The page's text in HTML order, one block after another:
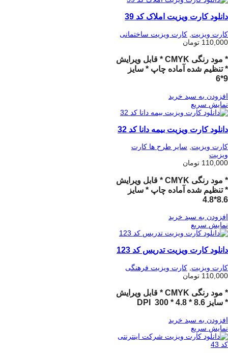
دانلود کارت ویزیت املاک کد 39
کارت ویزیت کارت ویزیت ساختمانی
110,000 تومان
* مود رنگی CMYK * قابل ویرایش
* تنظیم شده آماده چاپ * سایز
9*6
افزودن به سبد خرید
نمایش سریع
دانلود کارت ویزیت بیمه دانا کد 32
کارت ویزیت, سایر طرح ها کارت
ویزیت
110,000 تومان
* مود رنگی CMYK * قابل ویرایش
* تنظیم شده آماده چاپ * سایز
8.6*4.8
افزودن به سبد خرید
نمایش سریع
دانلود کارت ویزیت تدریس کد 123
کارت ویزیت کارت ویزیت فرهنگی
110,000 تومان
* مود رنگی CMYK * قابل ویرایش
* سایز 8.6 * 4.8 * 300 DPI
افزودن به سبد خرید
نمایش سریع